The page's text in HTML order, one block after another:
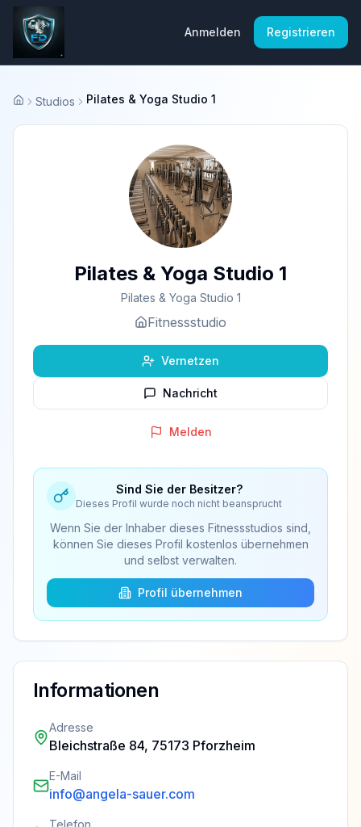
Anmelden Registrieren
Startseite
Studios Pilates & Yoga Studio 1
Pilates & Yoga Studio 1
Pilates & Yoga Studio 1
Fitnessstudio
Vernetzen
Nachricht
Melden
Sind Sie der Besitzer?
Dieses Profil wurde noch nicht beansprucht
Wenn Sie der Inhaber dieses Fitnessstudios sind,
können Sie dieses Profil kostenlos übernehmen
und selbst verwalten.
Profil übernehmen
Informationen
Adresse
Bleichstraße 84, 75173 Pforzheim
E-Mail
info@angela-sauer.com
Telefon